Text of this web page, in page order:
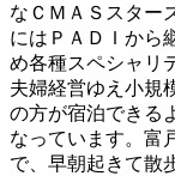
なＣＭＡＳスター
にはＰＡＤＩから
め各種スペシャリ
夫婦経営ゆえ小規
の方が宿泊できる
なっています。富
で、早朝起きて散